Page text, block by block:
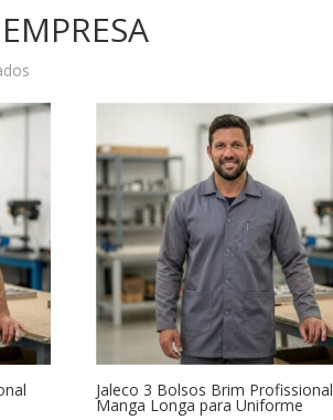
Jaleco 3 Bolsos Brim Profissional
Manga Longa para Uniforme